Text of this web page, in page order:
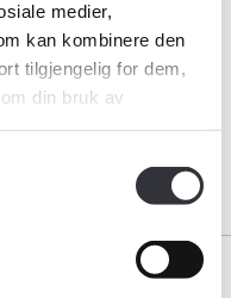
medier,
kan kombinere den
tilgjengelig for dem,
din bruk av